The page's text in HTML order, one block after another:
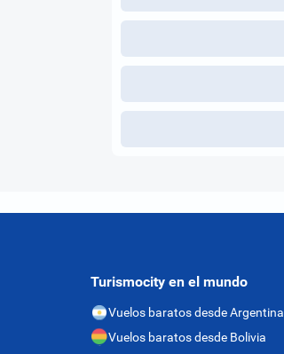
Turismocity en el mundo
Vuelos baratos desde Argentina
Vuelos baratos desde Bolivia